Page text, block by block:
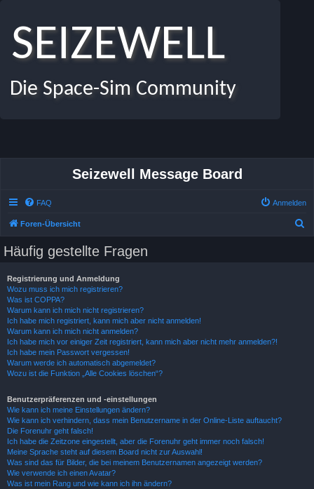
SEIZEWELL
Die Space-Sim Community
Seizewell Message Board
FAQ Anmelden
Foren-Übersicht
Häufig gestellte Fragen
Registrierung und Anmeldung
Wozu muss ich mich registrieren?
Was ist COPPA?
Warum kann ich mich nicht registrieren?
Ich habe mich registriert, kann mich aber nicht anmelden!
Warum kann ich mich nicht anmelden?
Ich habe mich vor einiger Zeit registriert, kann mich aber nicht mehr anmelden?!
Ich habe mein Passwort vergessen!
Warum werde ich automatisch abgemeldet?
Wozu ist die Funktion „Alle Cookies löschen“?
Benutzerpräferenzen und -einstellungen
Wie kann ich meine Einstellungen ändern?
Wie kann ich verhindern, dass mein Benutzername in der Online-Liste auftaucht?
Die Forenuhr geht falsch!
Ich habe die Zeitzone eingestellt, aber die Forenuhr geht immer noch falsch!
Meine Sprache steht auf diesem Board nicht zur Auswahl!
Was sind das für Bilder, die bei meinem Benutzernamen angezeigt werden?
Wie verwende ich einen Avatar?
Was ist mein Rang und wie kann ich ihn ändern?